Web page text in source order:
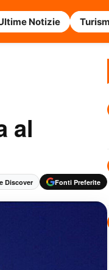
Notizie
al
Discover Fonti Preferite